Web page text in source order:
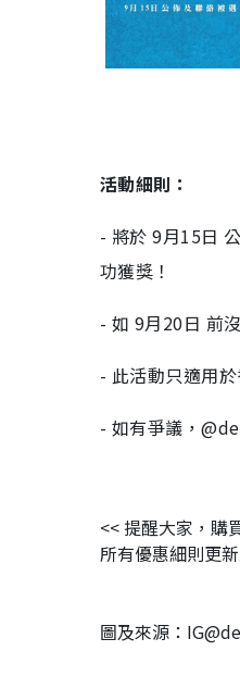
活動細則：
- 將於 9月15日
功獲獎！
- 如 9月20日 前
- 此活動只適用於
- 如有爭議，
<< 提醒大家，購
所有優惠細則更
圖及來源：